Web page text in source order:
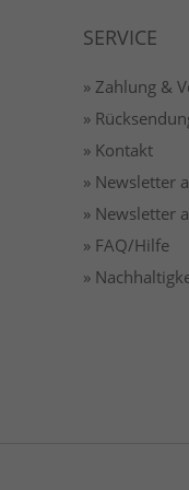
SERVICE
» Zahlung &
»
» Kontakt
» Newsletter
» Newsletter
» FAQ/Hilfe
»